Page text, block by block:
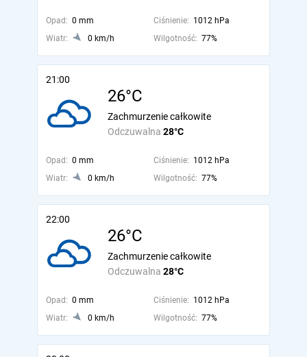
Opad: 0 mm Ciśnienie: 1012 hPa
Wiatr:
0 km/h Wilgotność: 77%
21:00
26°C
Odczuwalna 28°C
Zachmurzenie całkowite
Opad: 0 mm Ciśnienie: 1012 hPa
Wiatr:
0 km/h Wilgotność: 77%
22:00
26°C
Odczuwalna 28°C
Zachmurzenie całkowite
Opad: 0 mm Ciśnienie: 1012 hPa
Wiatr:
0 km/h Wilgotność: 77%